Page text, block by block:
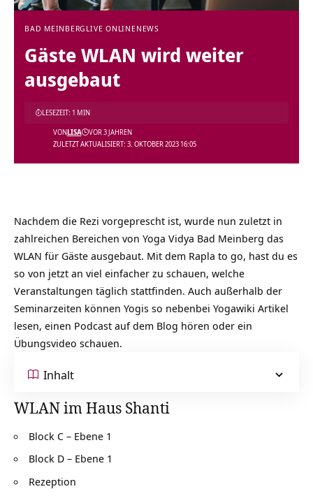
BAD MEINBERG LIVE ONLINENEWS
Gäste WLAN wird weiter
ausgebaut
ZULETZT AKTUALISIERT: 3. OKTOBER 2023 16:05
VONLISA VOR 3 JAHREN
LESEZEIT: 1 MIN
Nachdem die Rezi vorgeprescht ist, wurde nun zuletzt in
zahlreichen Bereichen von Yoga Vidya Bad Meinberg das
WLAN für Gäste ausgebaut. Mit dem Rapla to go, hast du es
so von jetzt an viel einfacher zu schauen, welche
Veranstaltungen täglich stattfinden. Auch außerhalb der
Seminarzeiten können Yogis so nebenbei Yogawiki Artikel
lesen, einen Podcast auf dem Blog hören oder ein
Übungsvideo schauen.
Inhalt
WLAN im Haus Shanti
Block C – Ebene 1
Block D – Ebene 1
Rezeption